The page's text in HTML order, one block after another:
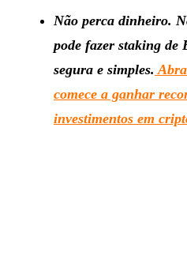
Não perca dinheiro.
pode fazer staking de
segura e simples.
comece a ganhar
investimentos em